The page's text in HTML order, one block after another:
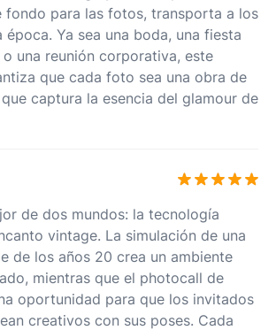
fondo para las fotos, transporta a los
Ya sea una boda, una fiesta
una reunión corporativa, este
que cada foto sea una obra de
captura la esencia del glamour de
de dos mundos: la tecnología
vintage. La simulación de una
de los años 20 crea un ambiente
mientras que el photocall de
oportunidad para que los invitados
creativos con sus poses. Cada